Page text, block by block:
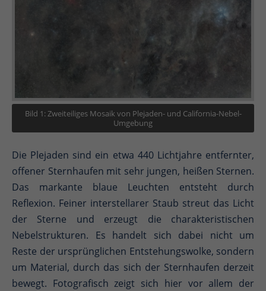
Bild 1: Zweiteiliges Mosaik von Plejaden- und California-Nebel-
Umgebung
Die Plejaden sind ein etwa 440 Lichtjahre entfernter,
offener Sternhaufen mit sehr jungen, heißen Sternen.
Das markante blaue Leuchten entsteht durch
Reflexion. Feiner interstellarer Staub streut das Licht
der Sterne und erzeugt die charakteristischen
Nebelstrukturen. Es handelt sich dabei nicht um
Reste der ursprünglichen Entstehungswolke, sondern
um Material, durch das sich der Sternhaufen derzeit
bewegt. Fotografisch zeigt sich hier vor allem der